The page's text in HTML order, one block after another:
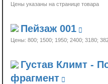
Цены указаны на странице товара
Пейзаж 001
Цены: 800; 1500; 1950; 2400; 3180;
Густав Климт -
фрагмент